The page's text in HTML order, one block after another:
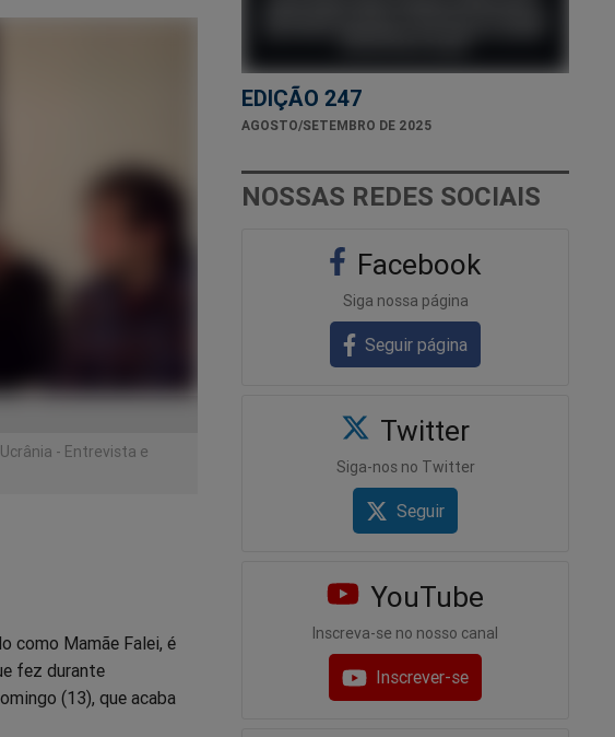
- Entrevista e
como Mamãe Falei, é
fez durante
(13), que acaba
EDIÇÃO 247
AGOSTO/SETEMBRO DE 2025
NOSSAS REDES SOCIAIS
Facebook
Siga nossa página
Seguir página
Twitter
Siga-nos no Twitter
Seguir
YouTube
Inscreva-se no nosso canal
Inscrever-se